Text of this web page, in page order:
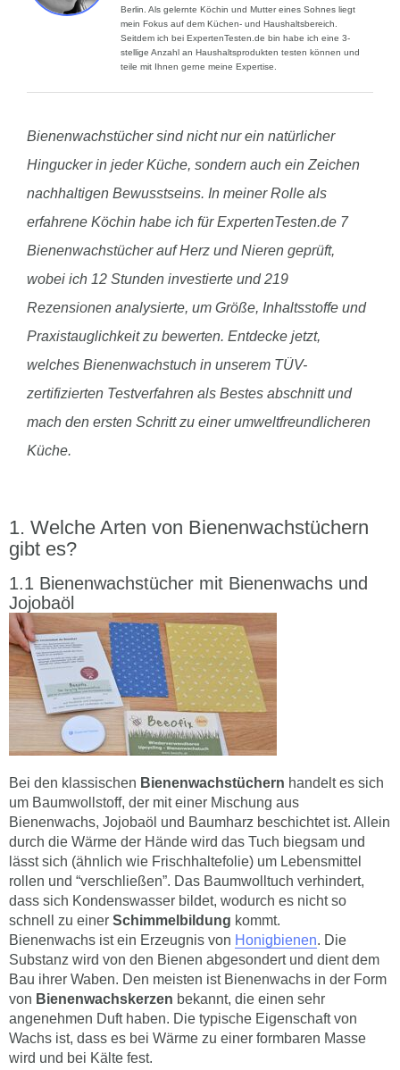
Berlin. Als gelernte Köchin und Mutter eines Sohnes liegt
mein Fokus auf dem Küchen- und Haushaltsbereich.
Seitdem ich bei ExpertenTesten.de bin habe ich eine 3-
stellige Anzahl an Haushaltsprodukten testen können und
teile mit Ihnen gerne meine Expertise.
Bienenwachstücher sind nicht nur ein natürlicher
Hingucker in jeder Küche, sondern auch ein Zeichen
nachhaltigen Bewusstseins. In meiner Rolle als
erfahrene Köchin habe ich für ExpertenTesten.de 7
Bienenwachstücher auf Herz und Nieren geprüft,
wobei ich 12 Stunden investierte und 219
Rezensionen analysierte, um Größe, Inhaltsstoffe und
Praxistauglichkeit zu bewerten. Entdecke jetzt,
welches Bienenwachstuch in unserem TÜV-
zertifizierten Testverfahren als Bestes abschnitt und
mach den ersten Schritt zu einer umweltfreundlicheren
Küche.
Welche Arten von Bienenwachstüchern
gibt es?
Bienenwachstücher mit Bienenwachs und
Jojobaöl
Bei den klassischen Bienenwachstüchern handelt es sich
um Baumwollstoff, der mit einer Mischung aus
Bienenwachs, Jojobaöl und Baumharz beschichtet ist. Allein
durch die Wärme der Hände wird das Tuch biegsam und
lässt sich (ähnlich wie Frischhaltefolie) um Lebensmittel
rollen und “verschließen”. Das Baumwolltuch verhindert,
dass sich Kondenswasser bildet, wodurch es nicht so
schnell zu einer Schimmelbildung kommt.
Bienenwachs ist ein Erzeugnis von Honigbienen. Die
Substanz wird von den Bienen abgesondert und dient dem
Bau ihrer Waben. Den meisten ist Bienenwachs in der Form
von Bienenwachskerzen bekannt, die einen sehr
angenehmen Duft haben. Die typische Eigenschaft von
Wachs ist, dass es bei Wärme zu einer formbaren Masse
wird und bei Kälte fest.